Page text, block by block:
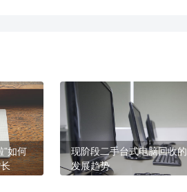
”如何
现阶段二手台式电脑回收的
发展趋势